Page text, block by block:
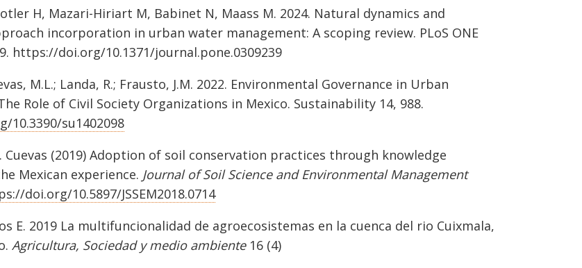
H, Mazari-Hiriart M, Babinet N, Maass M. 2024. Natural dynamics and
incorporation in urban water management: A scoping review. PLoS ONE
https://doi.org/10.1371/journal.pone.0309239
M.L.; Landa, R.; Frausto, J.M. 2022. Environmental Governance in Urban
Role of Civil Society Organizations in Mexico. Sustainability 14, 988.
10.3390/su1402098
Cuevas (2019) Adoption of soil conservation practices through knowledge
Mexican experience. Journal of Soil Science and Environmental Management
doi.org/10.5897/JSSEM2018.0714
E. 2019 La multifuncionalidad de agroecosistemas en la cuenca del rio Cuixmala,
Agricultura, Sociedad y medio ambiente16 (4)